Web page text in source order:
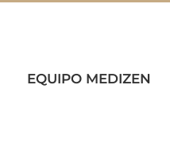
EQUIPO MEDIZEN